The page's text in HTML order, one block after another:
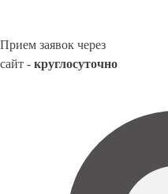
Прием заявок через
сайт - круглосуточно